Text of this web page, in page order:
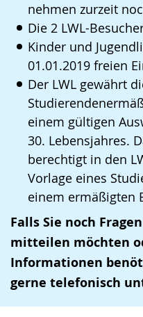
nehmen zurzeit
Die 2 LWL-
Kinder und
01.01.2019 freien
Der LWL gewährt
einem gültigen
30. Lebensjahres.
berechtigt in den
Vorlage eines
einem ermäßigten
Falls Sie noch
mitteilen möchten
Informationen
gerne telefonisch